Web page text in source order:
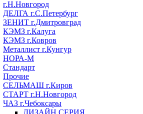
г.Н.Новгород
ДЕЛГА г.С.Петербург
ЗЕНИТ г.Дмитровград
КЭМЗ г.Калуга
КЭМЗ г.Ковров
Металлист г.Кунгур
НОРА-М
Стандарт
Прочие
СЕЛЬМАШ г.Киров
СТАРТ г.Н.Новгород
ЧАЗ г.Чебоксары
ДИЗАЙН СЕРИЯ